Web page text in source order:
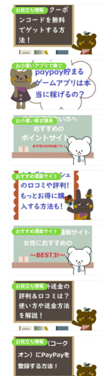
お役立ち情報
お小遣いアプリで稼ぐ
お小遣い稼ぎ講座
おすすめ通販サイト
おすすめ通販サイト
お役立ち情報
お役立ち情報